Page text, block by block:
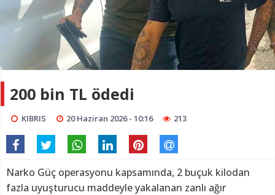
200 bin TL ödedi
KIBRIS 20 Haziran 2026 - 10:16 213
Narko Güç operasyonu kapsamında, 2 buçuk kilodan
fazla uyuşturucu maddeyle yakalanan zanlı ağır